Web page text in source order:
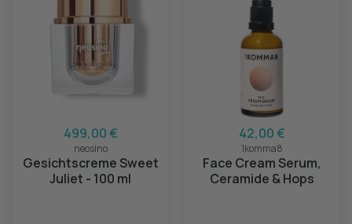
499,00 €
neosino
Gesichtscreme Sweet
Juliet - 100 ml
42,00 €
1komma8
Face Cream Serum,
Ceramide & Hops